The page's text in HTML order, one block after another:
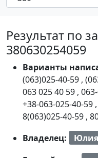
Результат по
380630254059
Варианты
(063)025-40-59 ,
063 025 40 59 ,
+38-063-025-40-59 ,
8(063)025-40-59 ,
Владелец:
Юлия